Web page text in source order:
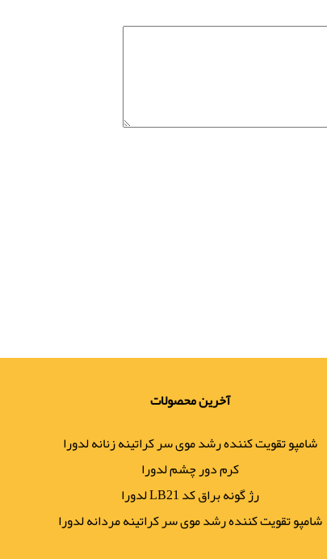
آخرین محصولات
شامپو تقویت کننده رشد موی سر کراتینه زنانه لدورا
کرم دور چشم لدورا
رژ گونه براق کد LB21 لدورا
شامپو تقویت کننده رشد موی سر کراتینه مردانه لدورا